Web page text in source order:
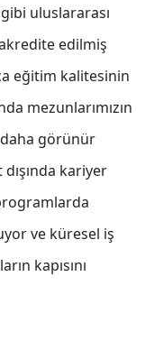
gibi uluslararası
edilmiş
eğitim kalitesinin
mezunlarımızın
daha görünür
kariyer
ve küresel iş
kapısını